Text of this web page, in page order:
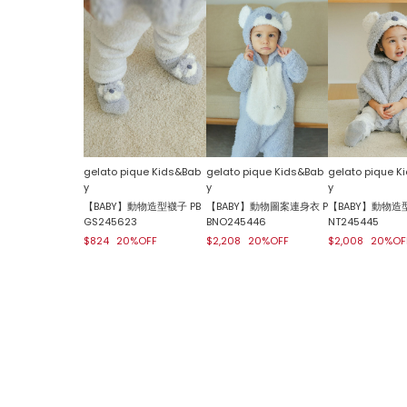
gelato pique Kids&Bab
y
【BABY】動物造型襪子 PB
GS245623
$824 20%OFF
gelato pique Kids&Bab
y
【BABY】動物圖案連身衣 P
BNO245446
$2,208
20%OFF
gelato pique
y
【BABY】動物造
NT245445
$2,008